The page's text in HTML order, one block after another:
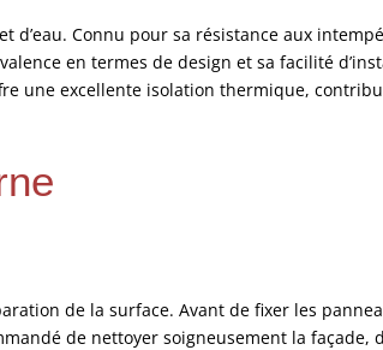
Connu pour sa résistance aux
en termes de design et sa facilité
une excellente isolation thermique,
de la surface. Avant de fixer les
de nettoyer soigneusement la façade,